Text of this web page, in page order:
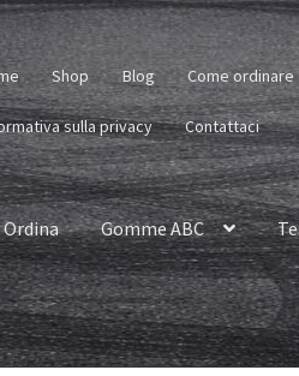
Shop Blog Come ordinare
sulla privacy Contattaci
Ordina Gomme ABC